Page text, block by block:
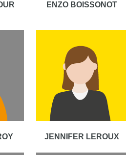
ENZO BOISSONOT
JENNIFER LEROUX